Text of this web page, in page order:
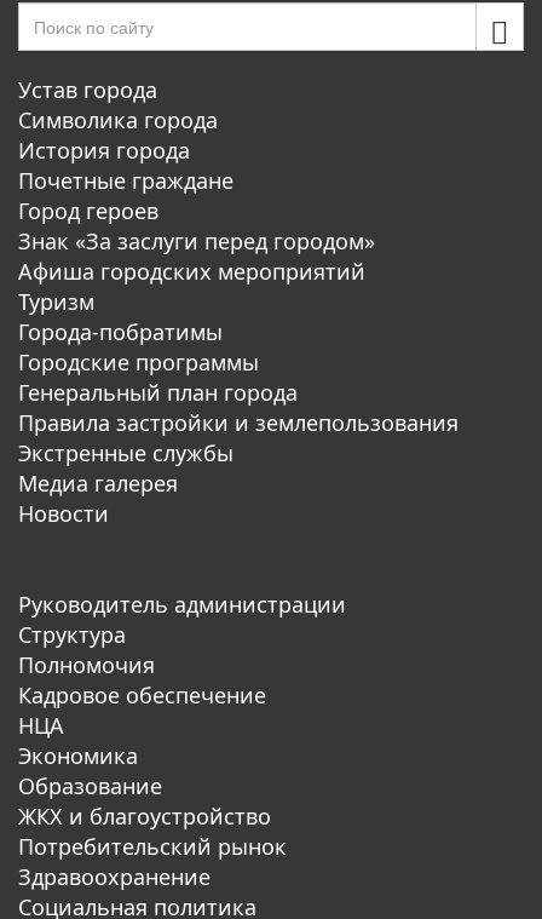
Устав города
Символика города
История города
Почетные граждане
Город героев
Знак «За заслуги перед городом»
Афиша городских мероприятий
Туризм
Города-побратимы
Городские программы
Генеральный план города
Правила застройки и землепользования
Экстренные службы
Медиа галерея
Новости
Руководитель администрации
Структура
Полномочия
Кадровое обеспечение
НЦА
Экономика
Образование
ЖКХ и благоустройство
Потребительский рынок
Здравоохранение
Социальная политика